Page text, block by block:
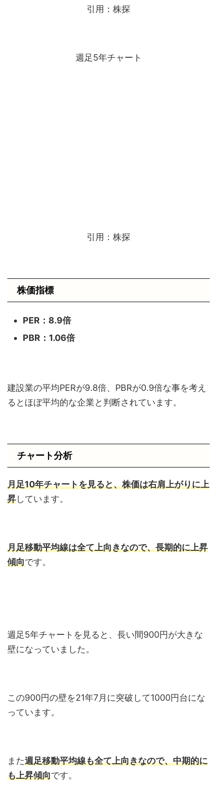
引用：株探
週足5年チャート
引用：株探
株価指標
PER：8.9倍
PBR：1.06倍
建設業の平均PERが9.8倍、PBRが0.9倍な事を考え
るとほぼ平均的な企業と判断されています。
チャート分析
月足10年チャートを見ると、株価は右肩上がりに上
昇しています。
月足移動平均線は全て上向きなので、長期的に上昇
傾向です。
週足5年チャートを見ると、長い間900円が大きな
壁になっていました。
この900円の壁を21年7月に突破して1000円台にな
っています。
また週足移動平均線も全て上向きなので、中期的に
も上昇傾向です。